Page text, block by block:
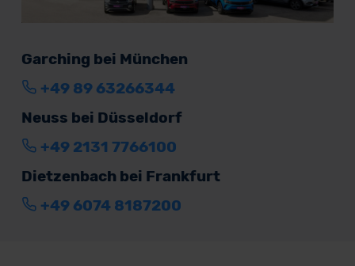
Garching bei München
+49 89 63266344
Neuss bei Düsseldorf
+49 2131 7766100
Dietzenbach bei Frankfurt
+49 6074 8187200